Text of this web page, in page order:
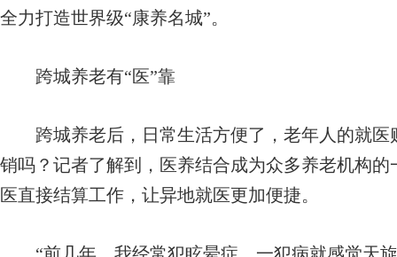
全力打造世界级“康养名城”。
跨城养老有“医”靠
跨城养老后，日常生活方便了，老年人的就医
销吗？记者了解到，医养结合成为众多养老机构
医直接结算工作，让异地就医更加便捷。